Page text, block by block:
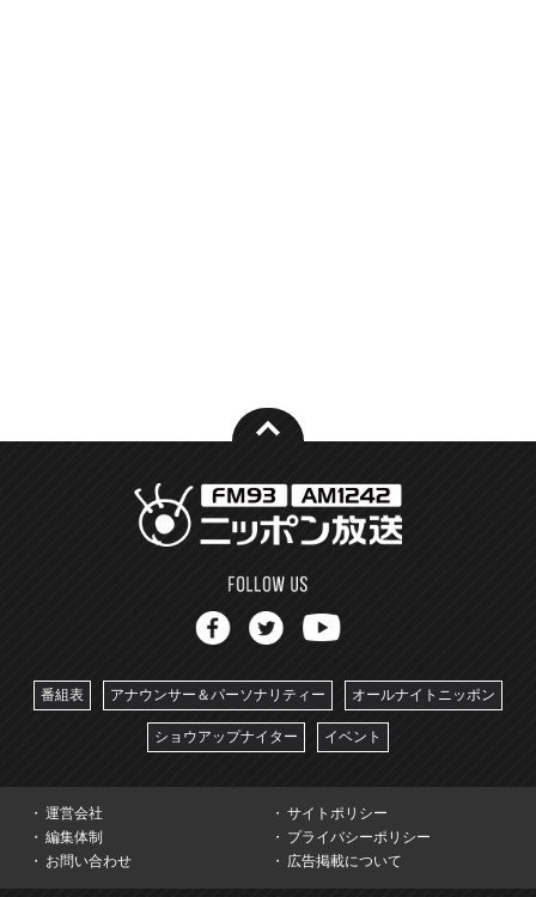
番組表 アナウンサー＆パーソナリティー オールナイトニッポン
ショウアップナイター イベント
運営会社
サイトポリシー
編集体制
プライバシーポリシー
お問い合わせ
広告掲載について